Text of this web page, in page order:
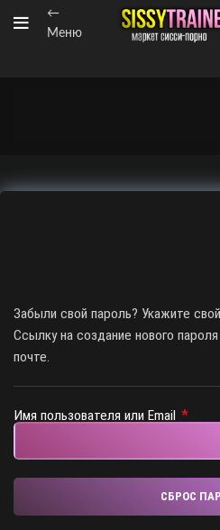
←
Меню
Забыли свой пароль? Укажите
Ссылку на создание нового
почте.
Имя пользователя или Email *
СБРОС